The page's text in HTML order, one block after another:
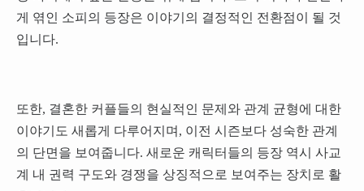
게 엮인 소피의 등장은 이야기의 결정적인 전환점이 될 것
입니다.
또한, 결혼한 커플들의 현실적인 문제와 관계 균형에 대한
이야기도 새롭게 다루어지며, 이전 시즌보다 성숙한 관계
의 단면을 보여줍니다. 새로운 캐릭터들의 등장 역시 사교
계 내 권력 구도와 경쟁을 상징적으로 보여주는 장치로 활